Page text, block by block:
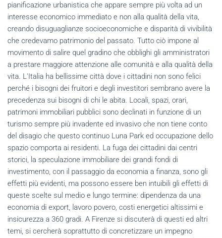
pianificazione urbanistica che appare sempre più volta ad un
interesse economico immediato e non alla qualità della vita,
creando disuguaglianze socioeconomiche e disparità di vivibilità
che credevamo patrimonio del passato. Tutto ciò impone al
movimento di salire quel gradino che obblighi gli amministratori
a prestare maggiore attenzione alle comunità e alla qualità della
vita. L'Italia ha bellissime città dove i cittadini non sono felici
perché i bisogni dei fruitori e degli investitori sembrano avere la
precedenza sui bisogni di chi le abita. Locali, spazi, orari,
patrimoni immobiliari pubblici sono declinati in funzione di un
turismo sempre più invadente ed invasivo che non tiene conto
del disagio che questo continuo Luna Park ed occupazione dello
spazio comporta ai residenti. La fuga dei cittadini dai centri
storici, la speculazione immobiliare dei grandi fondi di
investimento, con il passaggio da economia a finanza, sono gli
effetti più evidenti, ma possono essere ben intuibili gli effetti di
queste scelte sul medio e lungo termine: dipendenza da una
economia di export, lavoro povero, costi energetici altissimi e
insicurezza a 360 gradi. A Firenze si discuterà di questi ed altri
temi, si cercherà soprattutto di concretizzare un impegno